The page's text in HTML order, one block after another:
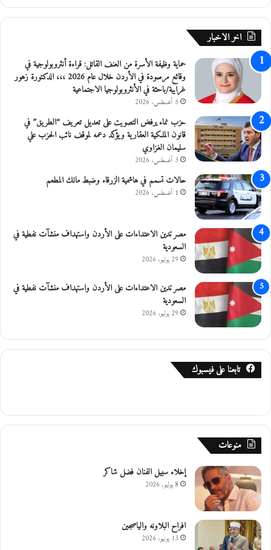
أ
ح
ا
ل
م
ب
ل
س
ن
و
ع
"
ا
ل
م
ج
ه
و
ل
"
و
ي
ق
ل
ل
ن
س
ب
ة
ق
ش
اخر الاخبار
حماية وظيفة الأسرة من العنف القاتل: قراءة أنثروبولوجية في
وقائع مرصودة في الأردن خلال عام 2026 ،،، الدكتورة زهور
غرايبة/باحثة في الأنثروبولوجيا الاجتماعية
5 أغسطس، 2026
حزب نماء يرفض التصويت على تعديل تعريف “الطريق” في
قانون الملكية العقارية ويؤكد دعمه لموقف نائب الحزب علي
سليمان الغزاوي
3 أغسطس، 2026
حالات تسمم في هاشمية الزرقاء وضبط مالك المطعم
1 أغسطس، 2026
مصر تدين الاعتداءات على الأردن واستهداف منشآت نفطية في
السعودية
29 يوليو، 2026
مصر تدين الاعتداءات على الأردن واستهداف منشآت نفطية في
السعودية
29 يوليو، 2026
تابعنا على فيسبوك
منوعات
إخلاء سبيل الفنان فضل شاكر
8 يوليو، 2026
افراح البلاونه والياصجين
13 يونيو، 2026